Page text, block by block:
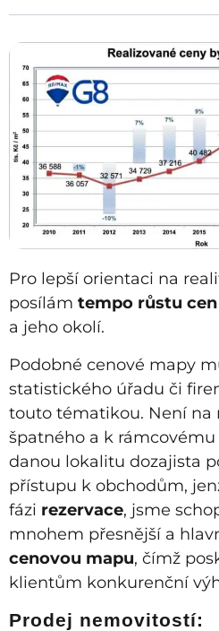
Pro lepší orientaci na
posílám tempo růstu
a jeho okolí.
Podobné cenové mapy
statistického úřadu či
touto tématikou. Není na
špatného a k
danou lokalitu dozajista
přístupu k obchodům,
fázi rezervace, jsme
mnohem přesnější a
cenovou mapu, čímž
klientům konkurenční
Prodej nemovitostí: